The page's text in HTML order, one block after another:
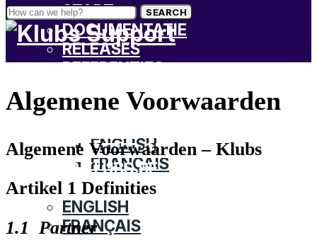
START
DOCUMENTATIE
RELEASES
REFERENTIES
NAAR KLUBS.BE
ENGLISH
FRANÇAIS
SEARCH
DOCUMENTATIE
RELEASES
CONTACTEER ONS
NAAR KLUBS.BE
NEDERLANDS
ENGLISH
FRANÇAIS
Algemene Voorwaarden
Algemene Voorwaarden – Klubs
Artikel 1 Definities
1.1 Partner